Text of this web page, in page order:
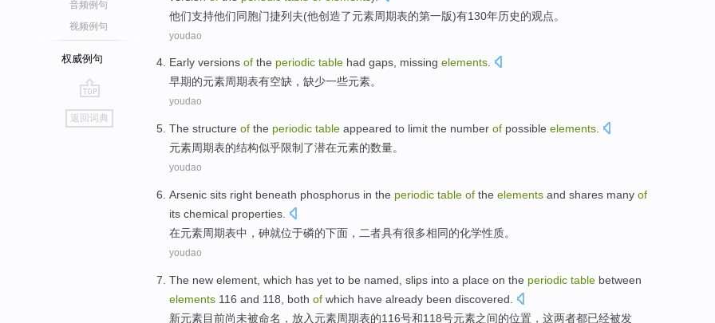
音频例句
视频例句
权威例句
go
top
返回词典
他们支持他们同胞门捷列夫(他创造了元素周期表的第一版)有130年历史的观点。
youdao
Early versions of the periodic table had gaps, missing elements.
早期的元素周期表有空缺 ， 缺少一些元素。
youdao
The structure of the periodic table appeared to limit the number of possible elements
元素周期表的结构似乎限制 了潜在元素的数量。
youdao
Arsenic sits right beneath phosphorus in the periodic table of the elements and shares many of
its chemical properties
在元素周期表中， 砷就位于磷的下面 ，二者具有很多相同的化学性质。
youdao
The new element , which has yet to be named slips into a place on the periodic table between
elements 116 and 118, both of which have already been discovered
新元素目前尚未被命名 ， 放入 元素周期表的116号和118号元素之间的位置， 这两者都已经被发